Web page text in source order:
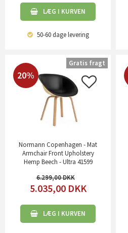
LÆG I KURVEN
50-60 dagelevering
20%
Normann Copenhagen - Mat
Armchair Front Upholstery
Hemp Beech - Ultra 41599
6.299,00
5.035,00 DKK
LÆG I KURVEN
Gratis fragt